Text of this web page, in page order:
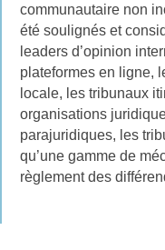
communautaire non
été soulignés et
leaders d’opinion
plateformes en ligne,
locale, les tribunaux
organisations
parajuridiques, les
qu’une gamme de
règlement des